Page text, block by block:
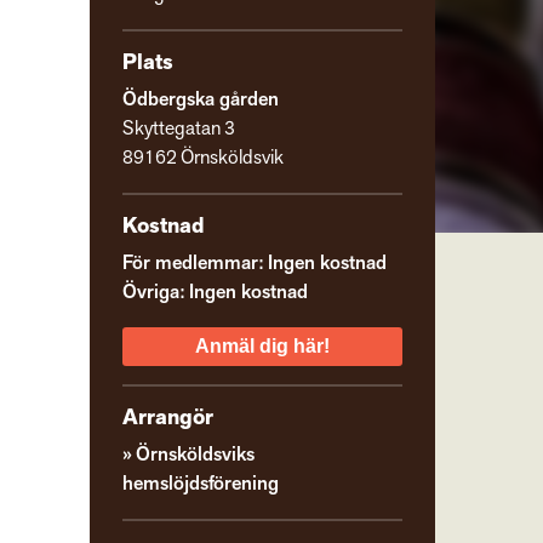
Plats
Ödbergska gården
Skyttegatan 3
89162 Örnsköldsvik
Kostnad
För medlemmar: Ingen kostnad
Övriga: Ingen kostnad
Anmäl dig här!
Arrangör
Örnsköldsviks
hemslöjdsförening